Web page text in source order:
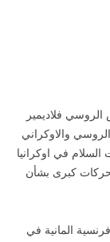
فلاديمير
والاوكراني
السلام في اوكرانيا
كبرى بشأن
بوساطة فرنسية المانية في